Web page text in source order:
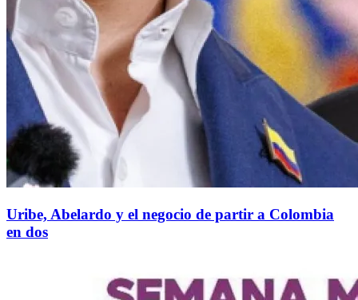
Uribe, Abelardo y el negocio de partir a Colombia
en dos